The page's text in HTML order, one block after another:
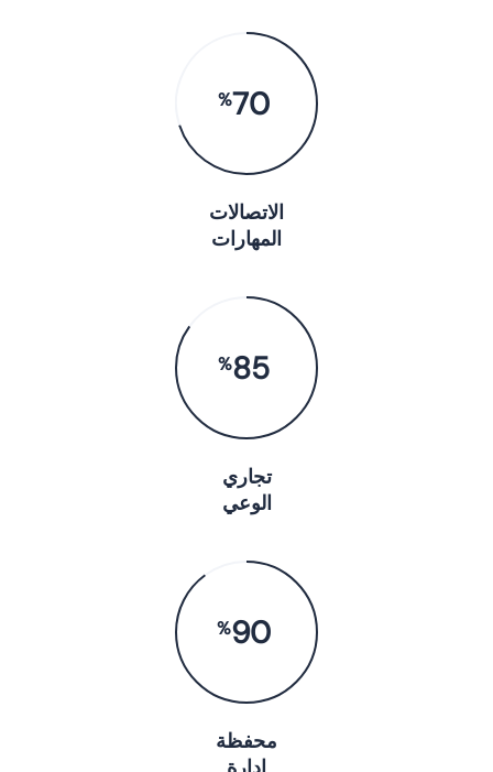
70
%
الاتصالات
المهارات
85
%
تجاري
الوعي
90
%
محفظة